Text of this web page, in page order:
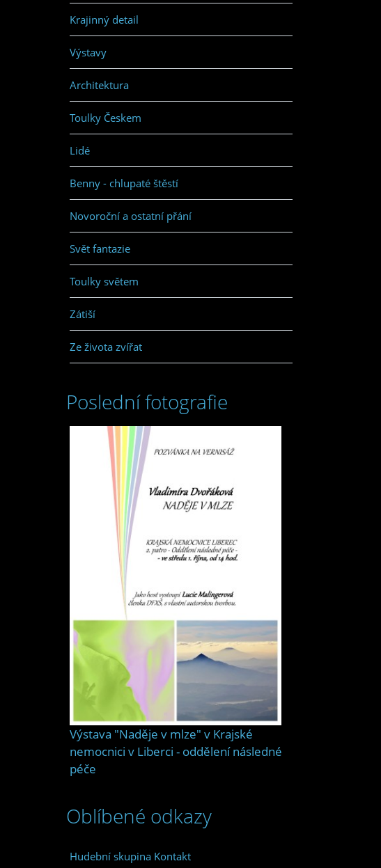
Krajinný detail
Výstavy
Architektura
Toulky Českem
Lidé
Benny - chlupaté štěstí
Novoroční a ostatní přání
Svět fantazie
Toulky světem
Zátiší
Ze života zvířat
Poslední fotografie
Výstava "Naděje v mlze" v Krajské
nemocnici v Liberci - oddělení následné
péče
Oblíbené odkazy
Hudební skupina Kontakt